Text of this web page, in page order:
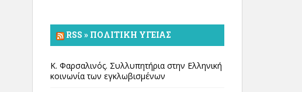
RSS » ΠΟΛΙΤΙΚΉ ΥΓΕΊΑΣ
Κ. Φαρσαλινός. Συλλυπητήρια στην Ελληνική
κοινωνία των εγκλωβισμένων